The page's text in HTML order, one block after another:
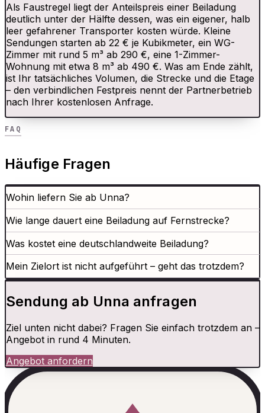
Als Faustregel liegt der Anteilspreis einer Beiladung
deutlich unter der Hälfte dessen, was ein eigener, halb
leer gefahrener Transporter kosten würde. Kleine
Sendungen starten ab 22 € je Kubikmeter, ein WG-
Zimmer mit rund 5 m³ ab 290 €, eine 1-Zimmer-
Wohnung mit etwa 8 m³ ab 490 €. Was am Ende zählt,
ist Ihr tatsächliches Volumen, die Strecke und die Etage
– den verbindlichen Festpreis nennt der Partnerbetrieb
nach Ihrer kostenlosen Anfrage.
FAQ
Häufige Fragen
Wohin liefern Sie ab Unna?
Wie lange dauert eine Beiladung auf Fernstrecke?
Was kostet eine deutschlandweite Beiladung?
Mein Zielort ist nicht aufgeführt – geht das trotzdem?
Sendung ab Unna anfragen
Ziel unten nicht dabei? Fragen Sie einfach trotzdem an –
Angebot in rund 4 Minuten.
Angebot anfordern